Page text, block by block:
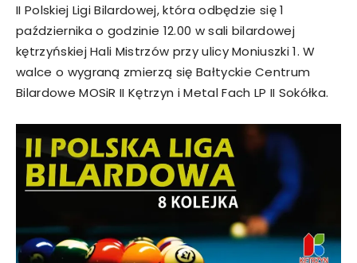
II Polskiej Ligi Bilardowej, która odbędzie się 1
października o godzinie 12.00 w sali bilardowej
kętrzyńskiej Hali Mistrzów przy ulicy Moniuszki 1. W
walce o wygraną zmierzą się Bałtyckie Centrum
Bilardowe MOSiR II Kętrzyn i Metal Fach LP II Sokółka.